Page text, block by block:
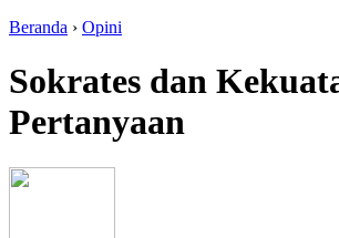
Beranda › Opini
Sokrates dan
Pertanyaan